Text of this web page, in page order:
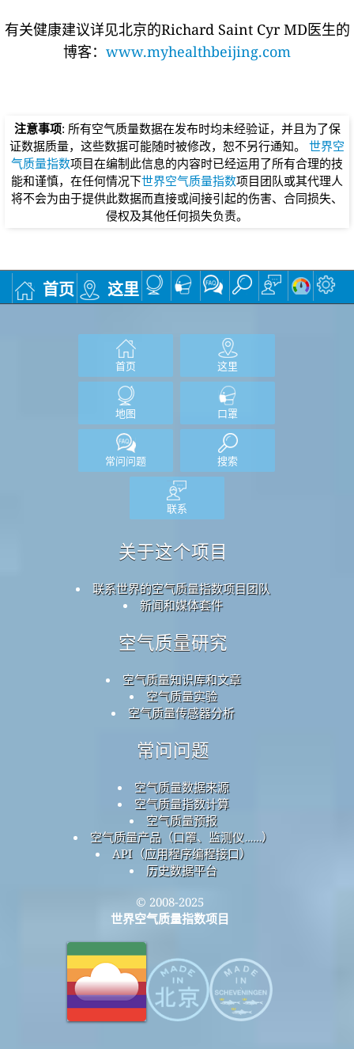
有关健康建议详见北京的Richard Saint Cyr MD医生的
博客： www.myhealthbeijing.com
注意事项: 所有空气质量数据在发布时均未经验证，并且为了保
证数据质量，这些数据可能随时被修改，恕不另行通知。 世界空
气质量指数项目在编制此信息的内容时已经运用了所有合理的技
能和谨慎，在任何情况下世界空气质量指数项目团队或其代理人
将不会为由于提供此数据而直接或间接引起的伤害、合同损失、
侵权及其他任何损失负责。
首页 这里
首页 这里
地图 口罩
常问问题 搜索
联系
关于这个项目
联系世界的空气质量指数项目团队
新闻和媒体套件
空气质量研究
空气质量知识库和文章
空气质量实验
空气质量传感器分析
常问问题
空气质量数据来源
空气质量指数计算
空气质量预报
空气质量产品（口罩、监测仪……）
API（应用程序编程接口）
历史数据平台
© 2008-2025
世界空气质量指数项目